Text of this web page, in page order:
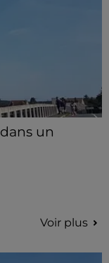
un
Voir plus